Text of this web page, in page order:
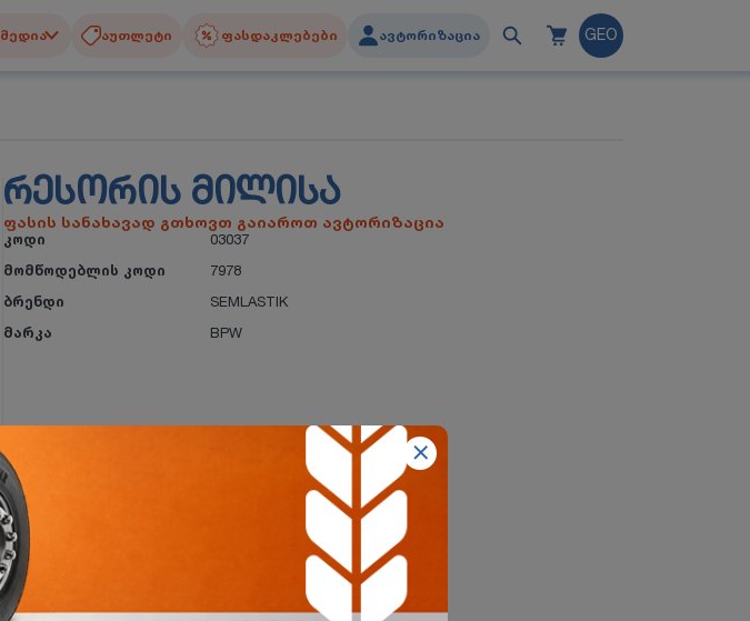
მედია აუთლეტი ფასდაკლებები ავტორიზაცია GEO
ᲠᲔᲡᲝᲠᲘᲡ ᲛᲘᲚᲘᲡᲐ
ფასის სანახავად გთხოვთ გაიაროთ ავტორიზაცია
კოდი
03037
მომწოდებლის კოდი
7978
ბრენდი
SEMLASTIK
მარკა
BPW